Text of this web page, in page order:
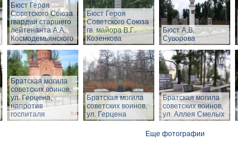
Бюст Героя
Советского Союза
гвардии старшего
лейтенанта А.А.
Космодемьянского
Бюст Героя
Советского Союза
гв. майора В.Г.
Козенкова
Бюст А.В.
Суворова
Братская могила
советских воинов,
ул. Герцена,
напротив
госпиталя
Братская могила
советских воинов,
ул. Герцена
Братская могила
советских воинов,
ул. Аллея Смелых
Еще фотографии